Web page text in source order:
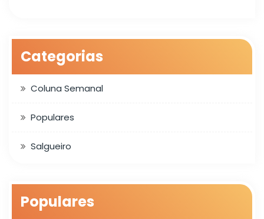
Categorias
Coluna Semanal
Populares
Salgueiro
Populares